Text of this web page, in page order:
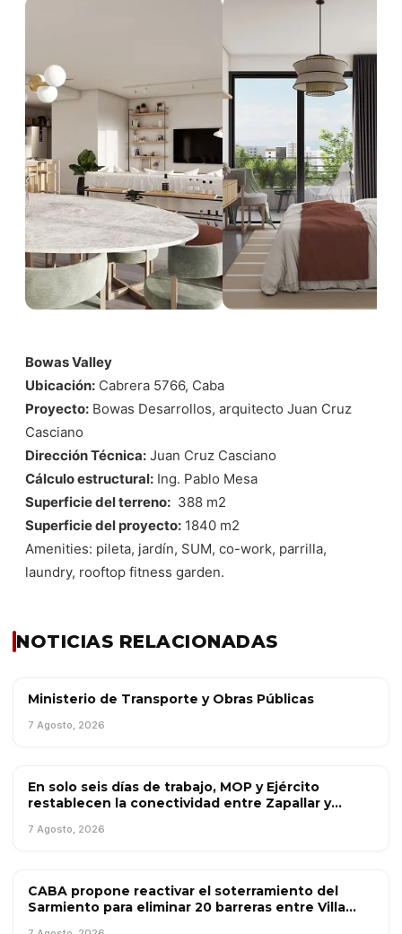
Bowas Valley
Ubicación: Cabrera 5766, Caba
Proyecto: Bowas Desarrollos, arquitecto Juan Cruz
Casciano
Dirección Técnica: Juan Cruz Casciano
Cálculo estructural: Ing. Pablo Mesa
Superficie del terreno: 388 m2
Superficie del proyecto: 1840 m2
Amenities: pileta, jardín, SUM, co-work, parrilla,
laundry, rooftop fitness garden.
NOTICIAS RELACIONADAS
OBRA PÚBLICA
Ministerio de Transporte y Obras Públicas
7 Agosto, 2026
OBRA PÚBLICA
En solo seis días de trabajo, MOP y Ejército
restablecen la conectividad entre Zapallar y
7 Agosto, 2026
OBRA PÚBLICA
CABA propone reactivar el soterramiento del
Sarmiento para eliminar 20 barreras entre Villa